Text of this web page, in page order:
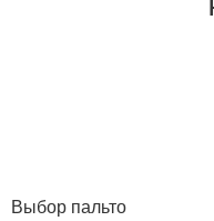
Выбор пальто